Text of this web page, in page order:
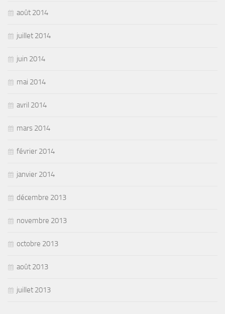
août 2014
juillet 2014
juin 2014
mai 2014
avril 2014
mars 2014
février 2014
janvier 2014
décembre 2013
novembre 2013
octobre 2013
août 2013
juillet 2013